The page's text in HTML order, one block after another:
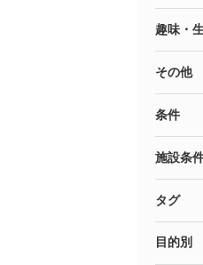
趣味・
その他
条件
施設条
タグ
目的別